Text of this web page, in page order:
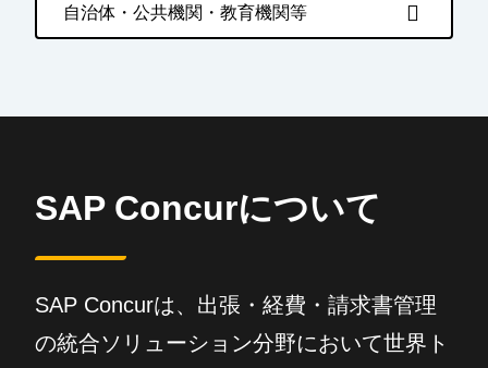
自治体・公共機関・教育機関等
SAP Concurについて
SAP Concurは、出張・経費・請求書管理
の統合ソリューション分野において世界ト